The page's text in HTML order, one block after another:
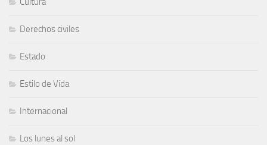
Derechos civiles
Estado
Estilo de Vida
Internacional
Los lunes al sol